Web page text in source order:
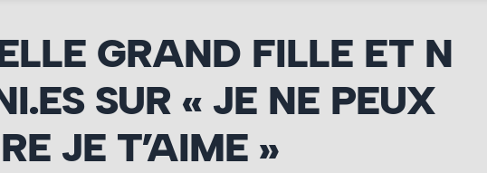
GRAND FILLE ET N
SUR « JE NE PEUX
JE T’AIME »